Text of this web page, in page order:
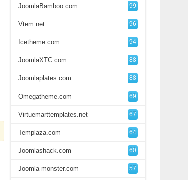
JoomlaBamboo.com 99
Vtem.net 96
Icetheme.com 94
JoomlaXTC.com 88
Joomlaplates.com 88
Omegatheme.com 69
Virtuemarttemplates.net 67
Templaza.com 64
Joomlashack.com 60
Joomla-monster.com 57